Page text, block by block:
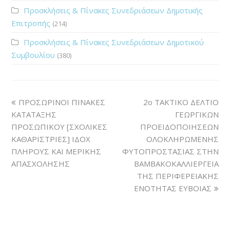
Προσκλήσεις & Πίνακες Συνεδριάσεων Δημοτικής
Επιτροπής (214)
Προσκλήσεις & Πίνακες Συνεδριάσεων Δημοτικού
Συμβουλίου (380)
ΠΡΟΣΩΡΙΝΟΙ ΠΙΝΑΚΕΣ
ΚΑΤΑΤΑΞΗΣ
ΠΡΟΣΩΠΙΚΟΥ [ΣΧΟΛΙΚΕΣ
ΚΑΘΑΡΙΣΤΡΙΕΣ] ΙΔΟΧ
ΠΛΗΡΟΥΣ ΚΑΙ ΜΕΡΙΚΗΣ
ΑΠΑΣΧΟΛΗΣΗΣ
2ο ΤΑΚΤΙΚΟ ΔΕΛΤΙΟ
ΓΕΩΡΓΙΚΩΝ
ΠΡΟΕΙΔΟΠΟΙΗΣΕΩΝ
ΟΛΟΚΛΗΡΩΜΕΝΗΣ
ΦΥΤΟΠΡΟΣΤΑΣΙΑΣ ΣΤΗΝ
ΒΑΜΒΑΚΟΚΑΛΛΙΕΡΓΕΙΑ
ΤΗΣ ΠΕΡΙΦΕΡΕΙΑΚΗΣ
ΕΝΟΤΗΤΑΣ ΕΥΒΟΙΑΣ